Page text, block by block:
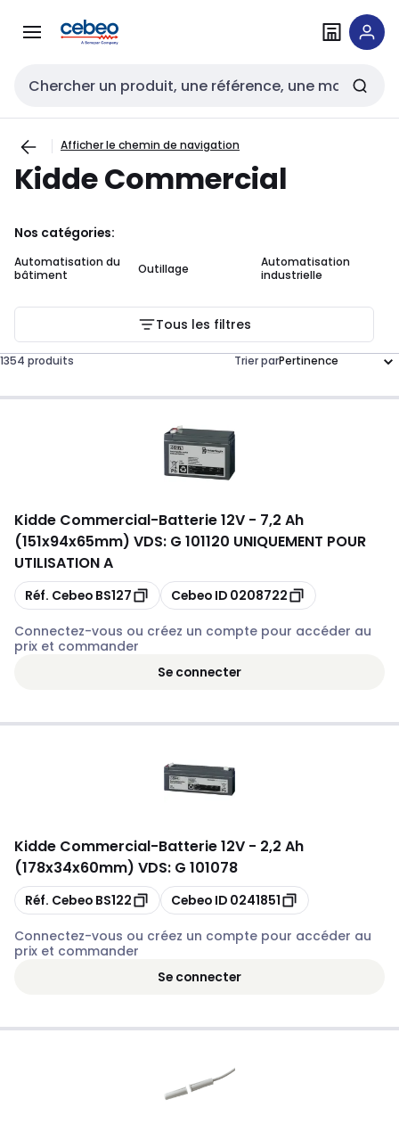
navigationau
Entrée de recherche
Afficher le chemin de navigation
Kidde Commercial
Nos catégories:
Automatisation du
bâtiment
Outillage
Automatisation
industrielle
Tous les filtres
1354 produits Trier par
Kidde Commercial-Batterie 12V - 7,2 Ah
(151x94x65mm) VDS: G 101120 UNIQUEMENT POUR
UTILISATION A
Copier
Réf. Cebeo BS127 Copier
Cebeo ID 0208722
Connectez-vous ou créez un compte pour accéder au
prix et commander
Se connecter
Kidde Commercial-Batterie 12V - 2,2 Ah
(178x34x60mm) VDS: G 101078
Copier
Réf. Cebeo BS122 Copier
Cebeo ID 0241851
Connectez-vous ou créez un compte pour accéder au
prix et commander
Se connecter